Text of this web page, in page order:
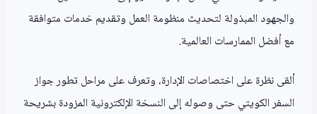
والجهود المبذولة لتحديث منظومة العمل وتقديم خدمات متوافقة
مع أفضل الممارسات العالمية.
ألقى نظرة على اختصاصات الإدارة، وتعرف على مراحل تطور جواز
السفر الكويتي حتى وصوله إلى النسخة الإلكترونية المزودة بشريحة